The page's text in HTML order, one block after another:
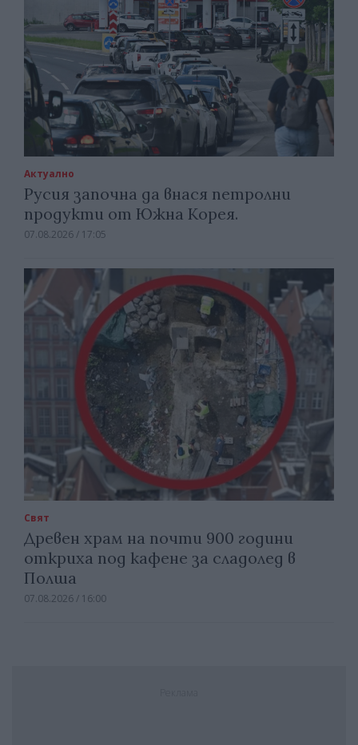
Актуално
Русия започна да внася петролни
продукти от Южна Корея.
07.08.2026 / 17:05
Свят
Древен храм на почти 900 години
откриха под кафене за сладолед в
Полша
07.08.2026 / 16:00